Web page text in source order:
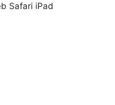
Safari iPad